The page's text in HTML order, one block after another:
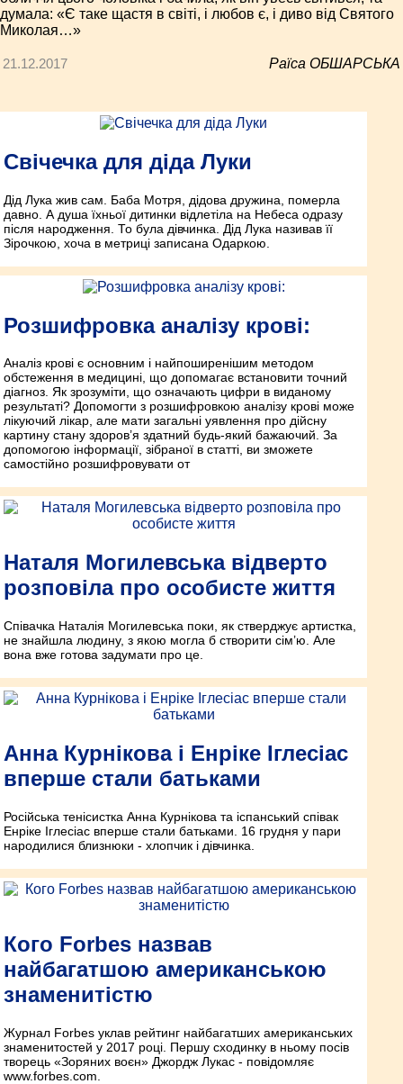
думала: «Є таке щастя в світі, і любов є, і диво від Святого
Миколая…»
21.12.2017 Раїса ОБШАРСЬКА
Свічечка для діда Луки
Дід Лука жив сам. Баба Мотря, дідова дружина, померла
давно. А душа їхньої дитинки відлетіла на Небеса одразу
після народження. То була дівчинка. Дід Лука називав її
Зірочкою, хоча в метриці записана Одаркою.
Розшифровка аналізу крові:
Аналіз крові є основним і найпоширенішим методом
обстеження в медицині, що допомагає встановити точний
діагноз. Як зрозуміти, що означають цифри в виданому
результаті? Допомогти з розшифровкою аналізу крові може
лікуючий лікар, але мати загальні уявлення про дійсну
картину стану здоров’я здатний будь-який бажаючий. За
допомогою інформації, зібраної в статті, ви зможете
самостійно розшифровувати от
Наталя Могилевська відверто
розповіла про особисте життя
Співачка Наталія Могилевська поки, як стверджує артистка,
не знайшла людину, з якою могла б створити сім’ю. Але
вона вже готова задумати про це.
Анна Курнікова і Енріке Іглесіас
вперше стали батьками
Російська тенісистка Анна Курнікова та іспанський співак
Енріке Іглесіас вперше стали батьками. 16 грудня у пари
народилися близнюки - хлопчик і дівчинка.
Кого Forbes назвав
найбагатшою американською
знаменитістю
Журнал Forbes уклав рейтинг найбагатших американських
знаменитостей у 2017 році. Першу сходинку в ньому посів
творець «Зоряних воєн» Джордж Лукас - повідомляє
www.forbes.com.